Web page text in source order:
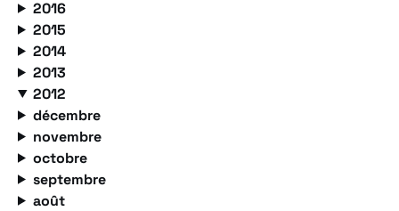
2016
2015
2014
2013
2012
décembre
novembre
octobre
septembre
août